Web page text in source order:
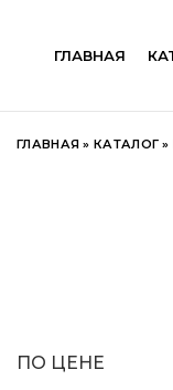
ГЛАВНАЯ
ГЛАВНАЯ »КАТАЛОГ »
ПО ЦЕНЕ